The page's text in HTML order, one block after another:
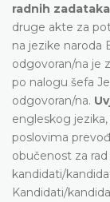
radnih
druge akte za
na jezike naroda
odgovoran/na je
po nalogu šefa
odgovoran/na.
engleskog
poslovima
obučenost za
kandidati/
Kandidati/